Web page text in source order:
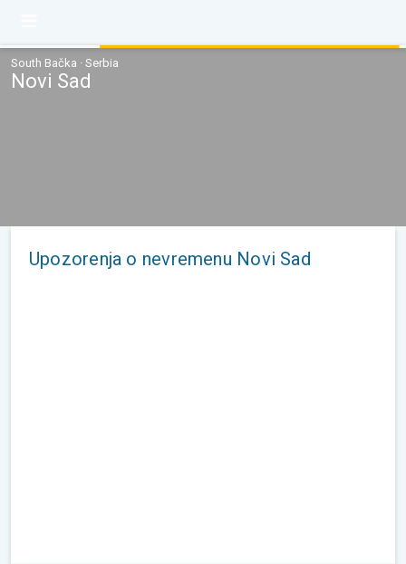
South Bačka · Serbia
Novi Sad
Upozorenja o nevremenu Novi Sad